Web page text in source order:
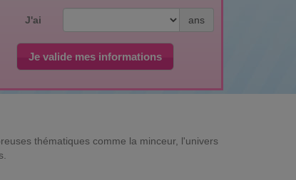
J'ai ans
Je valide mes informations
thématiques comme la minceur, l'univers